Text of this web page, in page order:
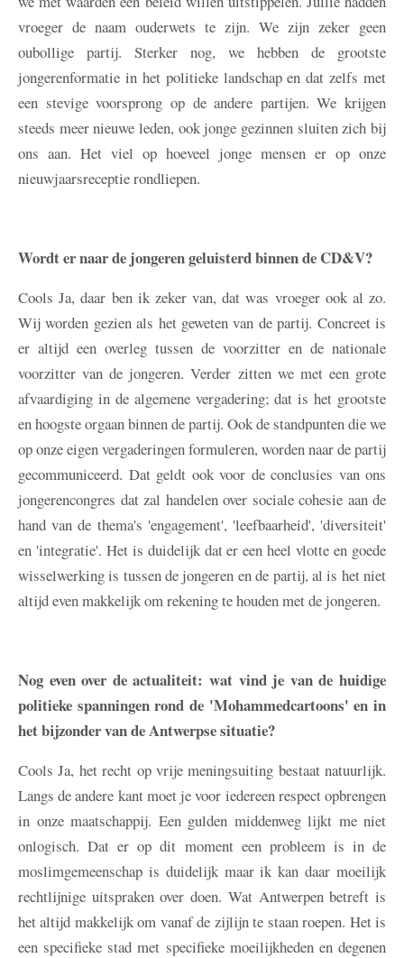
vroeger de naam ouderwets te zijn. We zijn zeker geen
oubollige partij. Sterker nog, we hebben de grootste
jongerenformatie in het politieke landschap en dat zelfs met
een stevige voorsprong op de andere partijen. We krijgen
steeds meer nieuwe leden, ook jonge gezinnen sluiten zich bij
ons aan. Het viel op hoeveel jonge mensen er op onze
nieuwjaarsreceptie rondliepen.
Wordt er naar de jongeren geluisterd binnen de CD&V?
Cools Ja, daar ben ik zeker van, dat was vroeger ook al zo.
Wij worden gezien als het geweten van de partij. Concreet is
er altijd een overleg tussen de voorzitter en de nationale
voorzitter van de jongeren. Verder zitten we met een grote
afvaardiging in de algemene vergadering; dat is het grootste
en hoogste orgaan binnen de partij. Ook de standpunten die we
op onze eigen vergaderingen formuleren, worden naar de partij
gecommuniceerd. Dat geldt ook voor de conclusies van ons
jongerencongres dat zal handelen over sociale cohesie aan de
hand van de thema's 'engagement', 'leefbaarheid', 'diversiteit'
en 'integratie'. Het is duidelijk dat er een heel vlotte en goede
wisselwerking is tussen de jongeren en de partij, al is het niet
altijd even makkelijk om rekening te houden met de jongeren.
Nog even over de actualiteit: wat vind je van de huidige
politieke spanningen rond de 'Mohammedcartoons' en in
het bijzonder van de Antwerpse situatie?
Cools Ja, het recht op vrije meningsuiting bestaat natuurlijk.
Langs de andere kant moet je voor iedereen respect opbrengen
in onze maatschappij. Een gulden middenweg lijkt me niet
onlogisch. Dat er op dit moment een probleem is in de
moslimgemeenschap is duidelijk maar ik kan daar moeilijk
rechtlijnige uitspraken over doen. Wat Antwerpen betreft is
het altijd makkelijk om vanaf de zijlijn te staan roepen. Het is
een specifieke stad met specifieke moeilijkheden en degenen